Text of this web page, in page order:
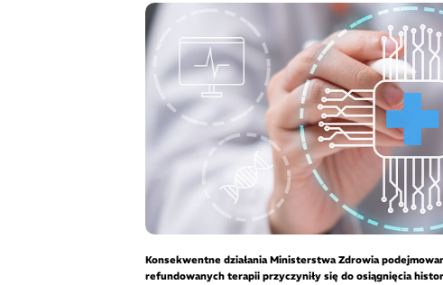
Konsekwentne działania Ministerstwa Zdrowia
refundowanych terapii przyczyniły się do osiągnięcia